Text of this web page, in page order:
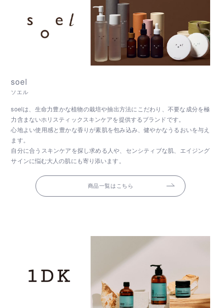
soel
ソエル
soelは、生命力豊かな植物の栽培や抽出方法にこだわり、不要な成分を極
力含まないホリスティックスキンケアを提供するブランドです。
心地よい使用感と豊かな香りが素肌を包み込み、健やかなうるおいを与え
ます。
自分に合うスキンケアを探し求める人や、センシティブな肌、エイジング
サインに悩む大人の肌にも寄り添います。
商品一覧はこちら